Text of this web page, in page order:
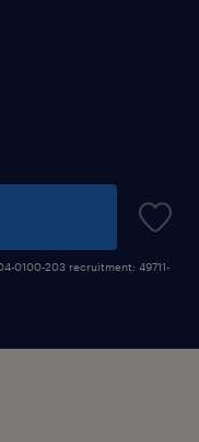
0100-203 recruitment: 49711-